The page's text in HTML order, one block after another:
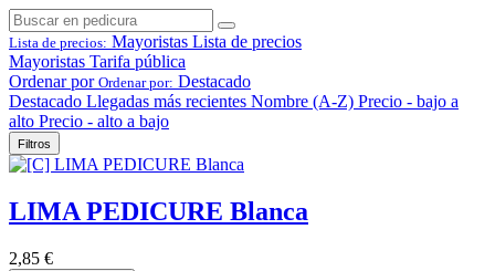
Lista de precios: Mayoristas Lista de precios
Mayoristas Tarifa pública
Ordenar por Ordenar por: Destacado
Destacado Llegadas más recientes Nombre (A-Z) Precio - bajo a
alto Precio - alto a bajo
Filtros
LIMA PEDICURE Blanca
2,85 €